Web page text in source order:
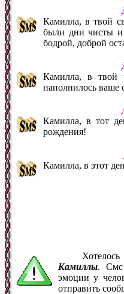
Камилла, в твой
были дни чисты и
бодрой, доброй
Камилла, в твой
наполнилось ваше
Камилла, в тот
рождения!
Камилла, в этот
Камиллы. Смс
эмоции у
отправить